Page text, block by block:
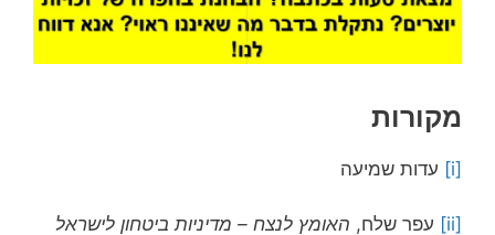
מקורות
[i] עדות שמיעה
[ii] עפר שלח, האומץ לנצח – מדיניות ביטחון לישראל